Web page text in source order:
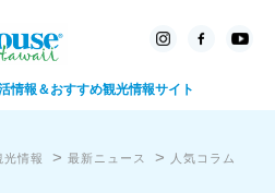
情報＆おすすめ観光情報サイト
光情報 > 最新ニュース > 人気コラム